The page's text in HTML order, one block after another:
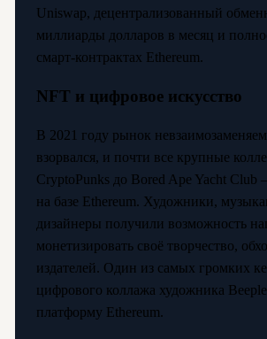
Uniswap, децентрализованный
миллиарды долларов в месяц и
смарт-контрактах Ethereum.
NFT и цифровое искусство
В 2021 году рынок
взорвался, и почти все крупные
CryptoPunks до Bored Ape Yacht
на базе Ethereum. Художники,
дизайнеры получили возможность
монетизировать своё творчество,
издателей. Один из самых громких
цифрового коллажа художника
платформу Ethereum.